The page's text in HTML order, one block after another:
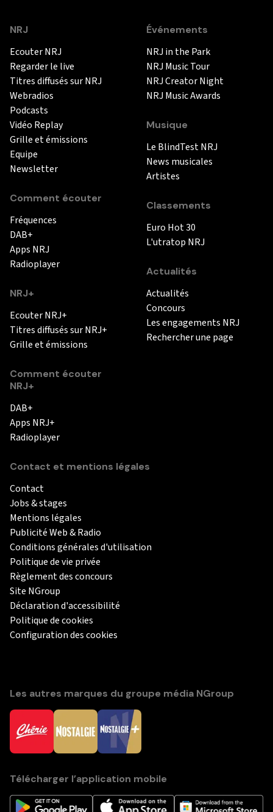
NRJ
Ecouter NRJ
Regarder le live
Titres diffusés sur NRJ
Webradios
Podcasts
Vidéo Replay
Grille et émissions
Equipe
Newsletter
Comment écouter
Fréquences
DAB+
Apps NRJ
Radioplayer
NRJ+
Ecouter NRJ+
Titres diffusés sur NRJ+
Grille et émissions
Comment écouter
NRJ+
DAB+
Apps NRJ+
Radioplayer
Événements
NRJ in the Park
NRJ Music Tour
NRJ Creator Night
NRJ Music Awards
Musique
Le BlindTest NRJ
News musicales
Artistes
Classements
Euro Hot 30
L'utratop NRJ
Actualités
Actualités
Concours
Les engagements NRJ
Rechercher une page
Contact et mentions légales
Contact
Jobs & stages
Mentions légales
Publicité Web & Radio
Conditions générales d'utilisation
Politique de vie privée
Règlement des concours
Site NGroup
Déclaration d'accessibilité
Politique de cookies
Configuration des cookies
Les autres marques du groupe média NGroup
Télécharger l’application mobile